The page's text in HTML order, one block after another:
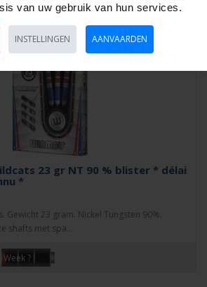
23 gr NT 90 % blister * délai
*
Gewicht 23 gram. Nickel Tungsten 90%.
shafts met spa..
Week ?
van uw gebruik van hun services.
INSTELLINGEN AANVAARDEN